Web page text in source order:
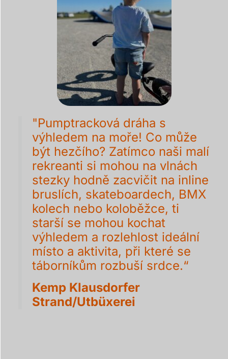
"Pumptracková dráha s
výhledem na moře! Co může
být hezčího? Zatímco naši malí
rekreanti si mohou na vlnách
stezky hodně zacvičit na inline
bruslích, skateboardech, BMX
kolech nebo koloběžce, ti
starší se mohou kochat
výhledem a rozlehlost ideální
místo a aktivita, při které se
táborníkům rozbuší srdce.“
Kemp Klausdorfer
Strand/Utbüxerei